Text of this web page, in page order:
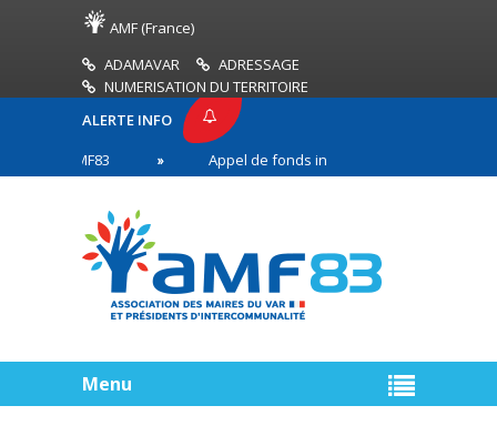
AMF (France)
ADAMAVAR
ADRESSAGE
NUMERISATION DU TERRITOIRE
ALERTE INFO
Appel de fonds incendies de forêt
première ligne
Menu